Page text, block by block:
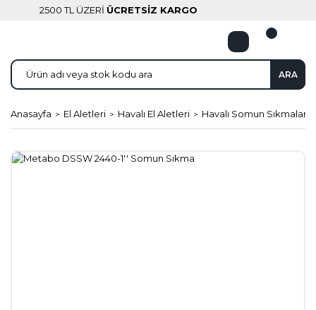
2500 TL ÜZERİ ÜCRETSİZ KARGO
ARA
Anasayfa El Aletleri Havalı El Aletleri Havalı Somun Sıkmalar